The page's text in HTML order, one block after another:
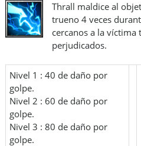
Thrall maldice al
trueno 4 veces
cercanos a la víctima
perjudicados.
Nivel 1 : 40 de daño por
golpe.
Nivel 2 : 60 de daño por
golpe.
Nivel 3 : 80 de daño por
golpe.